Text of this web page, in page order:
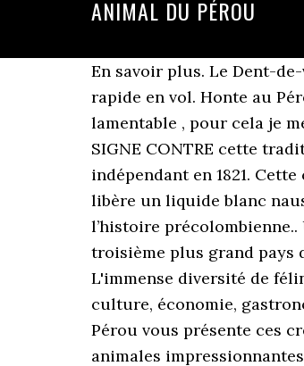
ANIMAL DU PÉROU
En savoir plus. Le Dent-
rapide en vol. Honte au
lamentable , pour cela je
SIGNE CONTRE cette
indépendant en 1821.
libère un liquide blanc
l’histoire
troisième plus grand pays
L'immense diversité de
culture, économie,
Pérou vous présente ces
animales